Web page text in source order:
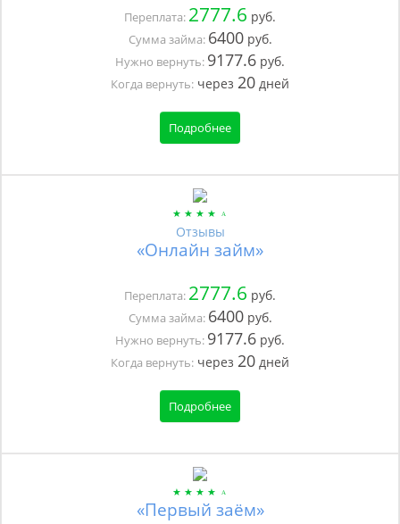
Переплата: 2777.6 руб.
Сумма займа: 6400руб.
Нужно вернуть: 9177.6 руб.
Когда вернуть: через 20 дней
Подробнее
Отзывы
«Онлайн займ»
Переплата: 2777.6 руб.
Сумма займа: 6400руб.
Нужно вернуть: 9177.6 руб.
Когда вернуть: через 20 дней
Подробнее
«Первый заём»